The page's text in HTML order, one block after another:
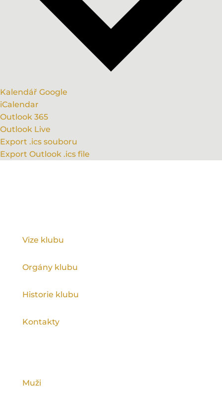
Kalendář Google
iCalendar
Outlook 365
Outlook Live
Export .ics souboru
Export Outlook .ics file
Vize klubu
Orgány klubu
Historie klubu
Kontakty
Muži